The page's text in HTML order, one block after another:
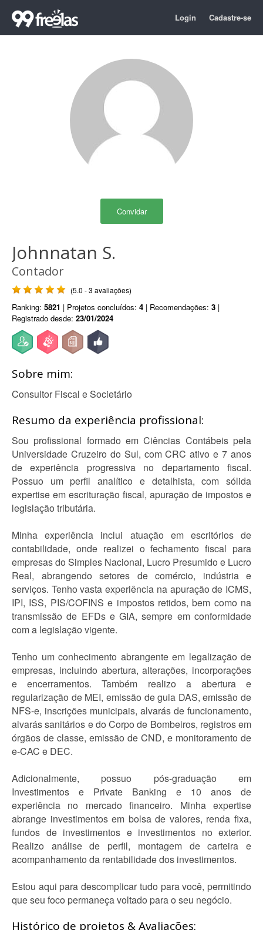
Login Cadastre-se
Convidar
Johnnatan S.
Contador
(5.0 - 3 avaliações)
Ranking: 5821 | Projetos concluídos: 4 | Recomendações: 3 |
Registrado desde: 23/01/2024
Sobre mim:
Consultor Fiscal e Societário
Resumo da experiência profissional:
Sou profissional formado em Ciências Contábeis pela
Universidade Cruzeiro do Sul, com CRC ativo e 7 anos
de experiência progressiva no departamento fiscal.
Possuo um perfil analítico e detalhista, com sólida
expertise em escrituração fiscal, apuração de impostos e
legislação tributária.
Minha experiência inclui atuação em escritórios de
contabilidade, onde realizei o fechamento fiscal para
empresas do Simples Nacional, Lucro Presumido e Lucro
Real, abrangendo setores de comércio, indústria e
serviços. Tenho vasta experiência na apuração de ICMS,
IPI, ISS, PIS/COFINS e impostos retidos, bem como na
transmissão de EFDs e GIA, sempre em conformidade
com a legislação vigente.
Tenho um conhecimento abrangente em legalização de
empresas, incluindo abertura, alterações, incorporações
e encerramentos. Também realizo a abertura e
regularização de MEI, emissão de guia DAS, emissão de
NFS-e, inscrições municipais, alvarás de funcionamento,
alvarás sanitários e do Corpo de Bombeiros, registros em
órgãos de classe, emissão de CND, e monitoramento de
e-CAC e DEC.
Adicionalmente, possuo pós-graduação em
Investimentos e Private Banking e 10 anos de
experiência no mercado financeiro. Minha expertise
abrange investimentos em bolsa de valores, renda fixa,
fundos de investimentos e investimentos no exterior.
Realizo análise de perfil, montagem de carteira e
acompanhamento da rentabilidade dos investimentos.
Estou aqui para descomplicar tudo para você, permitindo
que seu foco permaneça voltado para o seu negócio.
Histórico de projetos & Avaliações: